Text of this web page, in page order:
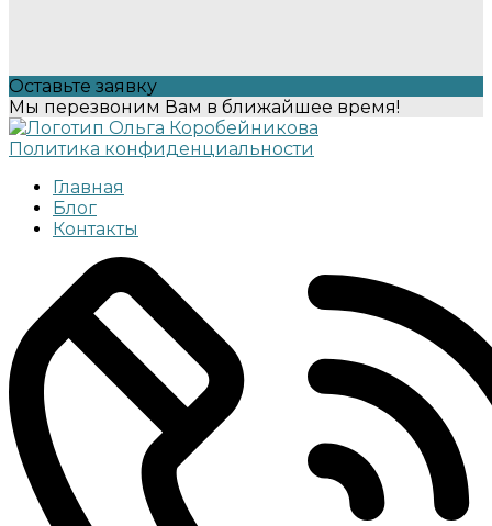
Оставьте заявку
Мы перезвоним Вам в ближайшее время!
Политика конфиденциальности
Главная
Блог
Контакты